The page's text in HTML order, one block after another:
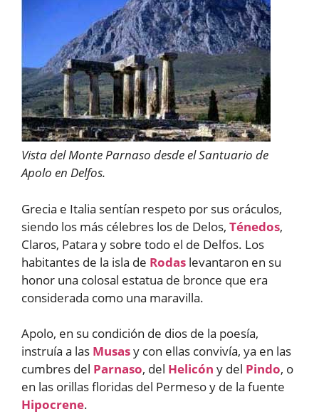
Vista del Monte Parnaso desde el Santuario de
Apolo en Delfos.
Grecia e Italia sentían respeto por sus oráculos,
siendo los más célebres los de Delos, Ténedos,
Claros, Patara y sobre todo el de Delfos. Los
habitantes de la isla de Rodas levantaron en su
honor una colosal estatua de bronce que era
considerada como una maravilla.
Apolo, en su condición de dios de la poesía,
instruía a las Musasy con ellas convivía, ya en las
cumbres del Parnaso, del Helicón y del Pindo, o
en las orillas floridas del Permeso y de la fuente
Hipocrene.